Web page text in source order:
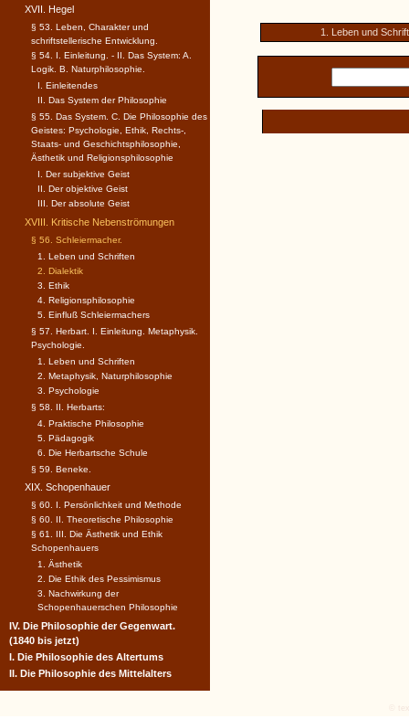
1. Leben und
XVII. Hegel
§ 53. Leben, Charakter und
schriftstellerische Entwicklung.
§ 54. I. Einleitung. - II. Das System: A.
Logik. B. Naturphilosophie.
I. Einleitendes
II. Das System der Philosophie
§ 55. Das System. C. Die Philosophie des
Geistes: Psychologie, Ethik, Rechts-,
Staats- und Geschichtsphilosophie,
Ästhetik und Religionsphilosophie
I. Der subjektive Geist
II. Der objektive Geist
III. Der absolute Geist
XVIII. Kritische Nebenströmungen
§ 56. Schleiermacher.
1. Leben und Schriften
2. Dialektik
3. Ethik
4. Religionsphilosophie
5. Einfluß Schleiermachers
§ 57. Herbart. I. Einleitung. Metaphysik.
Psychologie.
1. Leben und Schriften
2. Metaphysik, Naturphilosophie
3. Psychologie
§ 58. II. Herbarts:
4. Praktische Philosophie
5. Pädagogik
6. Die Herbartsche Schule
§ 59. Beneke.
XIX. Schopenhauer
§ 60. I. Persönlichkeit und Methode
§ 60. II. Theoretische Philosophie
§ 61. III. Die Ästhetik und Ethik
Schopenhauers
1. Ästhetik
2. Die Ethik des Pessimismus
3. Nachwirkung der
Schopenhauerschen Philosophie
IV. Die Philosophie der Gegenwart.
(1840 bis jetzt)
I. Die Philosophie des Altertums
II. Die Philosophie des Mittelalters